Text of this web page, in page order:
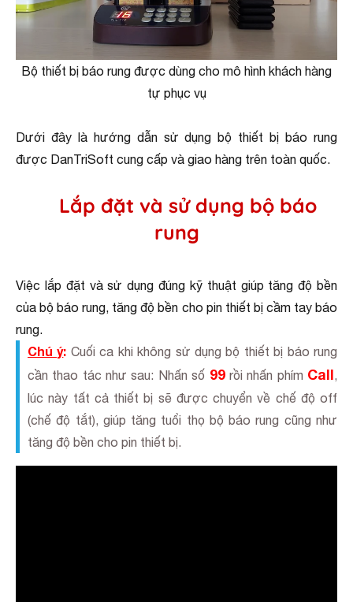
Bộ thiết bị báo rung được dùng cho mô hình khách hàng
tự phục vụ
Dưới đây là hướng dẫn sử dụng bộ thiết bị báo rung
được DanTriSoft cung cấp và giao hàng trên toàn quốc.
Lắp đặt và sử dụng bộ báo
rung
Việc lắp đặt và sử dụng đúng kỹ thuật giúp tăng độ bền
của bộ báo rung, tăng độ bền cho pin thiết bị cầm tay báo
rung.
Chú ý: Cuối ca khi không sử dụng bộ thiết bị báo rung
cần thao tác như sau: Nhấn số 99rồi nhấn phím Call,
lúc này tất cả thiết bị sẽ được chuyển về chế độ off
(chế độ tắt), giúp tăng tuổi thọ bộ báo rung cũng như
tăng độ bền cho pin thiết bị.